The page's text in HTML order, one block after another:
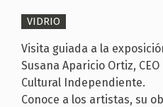
VIDRIO
Visita guiada a la
Susana Aparicio Ortiz,
Cultural Independiente.
Conoce a los artistas, su